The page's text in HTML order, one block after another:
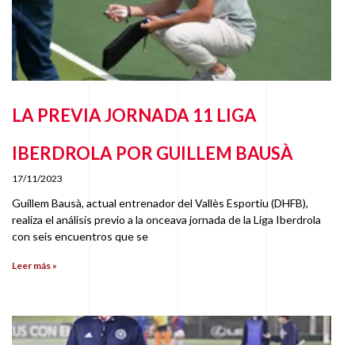
LA PREVIA JORNADA 11 LIGA
IBERDROLA POR GUILLEM BAUSÀ
17/11/2023
Guillem Bausà, actual entrenador del Vallès Esportiu (DHFB),
realiza el análisis previo a la onceava jornada de la Liga Iberdrola
con seis encuentros que se
Leer más »